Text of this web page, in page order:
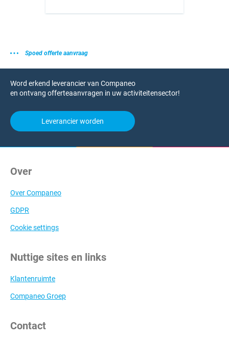
Spoed offerte aanvraag
Word erkend leverancier van Companeo
en ontvang offerteaanvragen in uw activiteitensector!
Leverancier worden
Over
Over Companeo
GDPR
Cookie settings
Nuttige sites en links
Klantenruimte
Companeo Groep
Contact